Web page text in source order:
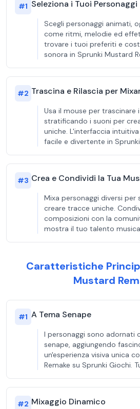
#1 Seleziona i Tuoi Personaggi
Scegli personaggi animati,
come ritmi, melodie ed
trovare i tuoi preferiti e
sonora in Sprunki Mustard
#2 Trascina e Rilascia per
Usa il mouse per trascinare
stratificando i suoni per
uniche. L'interfaccia
facile e divertente in
#3 Crea e Condividi la Tua
Mixa personaggi diversi per
creare tracce uniche.
composizioni con la
mostra il tuo talento
Caratteristiche
Mustard
#1 A Tema Senape
I personaggi sono adornati
senape, aggiungendo
un'esperienza visiva unica
Remake su Sprunki Giochi.
#2 Mixaggio Dinamico